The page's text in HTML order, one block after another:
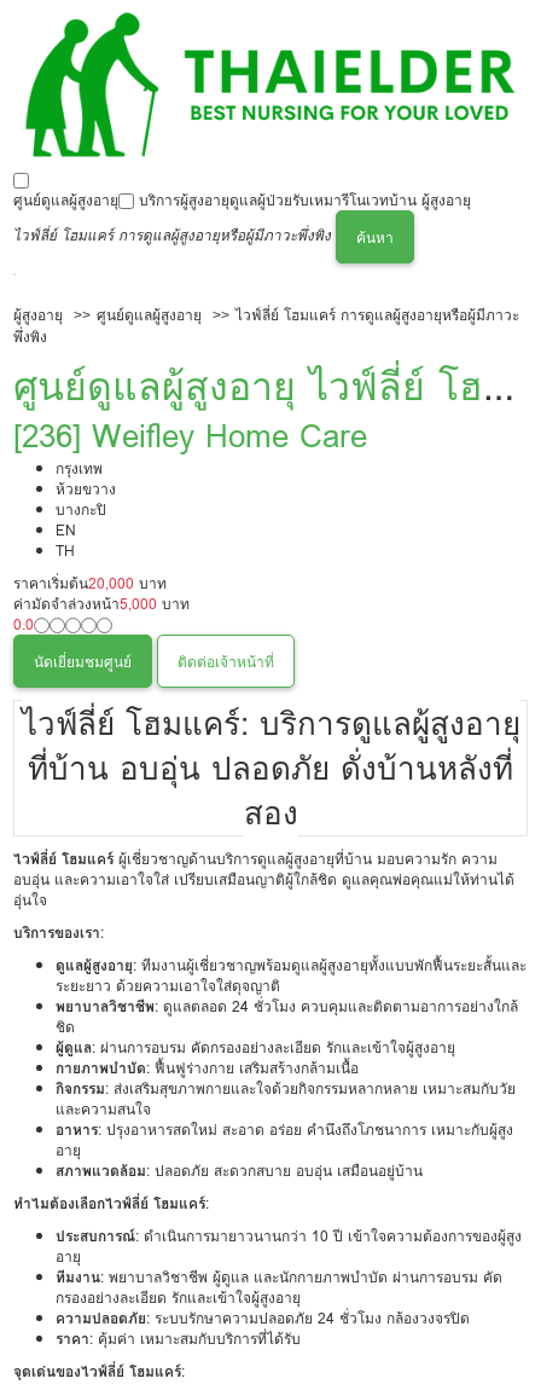
ศูนย์ดูแลผู้สูงอายุ บริการผู้สูงอายุดูแลผู้ป่วยรับเหมารีโนเวทบ้าน ผู้สูงอายุ
ไวฟ์ลี่ย์ โฮมแคร์ การดูแลผู้สูงอายุหรือผู้มีภาวะพึ่งพิง
ค้นหา
ผู้สูงอายุ ศูนย์ดูแลผู้สูงอายุ
ไวฟ์ลี่ย์ โฮมแคร์ การดูแลผู้สูงอายุหรือผู้มีภาวะ
พึ่งพิง
ศูนย์ดูแลผู้สูงอายุ ไวฟ์ลี่ย์ โฮม
แคร์ การดูแลผู้สูงอายุหรือผู้มี
ภาวะพึ่งพิง
[236] Weifley Home Care
กรุงเทพ
ห้วยขวาง
บางกะปิ
EN
TH
ราคาเริ่มต้น20,000 บาท
ค่ามัดจำล่วงหน้า5,000 บาท
0.0
นัดเยี่ยมชมศูนย์
ติดต่อเจ้าหน้าที่
ไวฟ์ลี่ย์ โฮมแคร์: บริการดูแลผู้สูงอายุ
ที่บ้าน อบอุ่น ปลอดภัย ดั่งบ้านหลังที่
สอง
ไวฟ์ลี่ย์ โฮมแคร์ ผู้เชี่ยวชาญด้านบริการดูแลผู้สูงอายุที่บ้าน มอบความรัก ความ
อบอุ่น และความเอาใจใส่ เปรียบเสมือนญาติผู้ใกล้ชิด ดูแลคุณพ่อคุณแม่ให้ท่านได้
อุ่นใจ
บริการของเรา:
ดูแลผู้สูงอายุ: ทีมงานผู้เชี่ยวชาญพร้อมดูแลผู้สูงอายุทั้งแบบพักฟื้นระยะสั้นและ
ระยะยาว ด้วยความเอาใจใส่ดุจญาติ
พยาบาลวิชาชีพ: ดูแลตลอด 24 ชั่วโมง ควบคุมและติดตามอาการอย่างใกล้
ชิด
ผู้ดูแล: ผ่านการอบรม คัดกรองอย่างละเอียด รักและเข้าใจผู้สูงอายุ
กายภาพบำบัด: ฟื้นฟูร่างกาย เสริมสร้างกล้ามเนื้อ
กิจกรรม: ส่งเสริมสุขภาพกายและใจด้วยกิจกรรมหลากหลาย เหมาะสมกับวัย
และความสนใจ
อาหาร: ปรุงอาหารสดใหม่ สะอาด อร่อย คำนึงถึงโภชนาการ เหมาะกับผู้สูง
อายุ
สภาพแวดล้อม: ปลอดภัย สะดวกสบาย อบอุ่น เสมือนอยู่บ้าน
ทำไมต้องเลือกไวฟ์ลี่ย์ โฮมแคร์:
ประสบการณ์: ดำเนินการมายาวนานกว่า 10 ปี เข้าใจความต้องการของผู้สูง
อายุ
ทีมงาน: พยาบาลวิชาชีพ ผู้ดูแล และนักกายภาพบำบัด ผ่านการอบรม คัด
กรองอย่างละเอียด รักและเข้าใจผู้สูงอายุ
ความปลอดภัย: ระบบรักษาความปลอดภัย 24 ชั่วโมง กล้องวงจรปิด
ราคา: คุ้มค่า เหมาะสมกับบริการที่ได้รับ
จุดเด่นของไวฟ์ลี่ย์ โฮมแคร์: